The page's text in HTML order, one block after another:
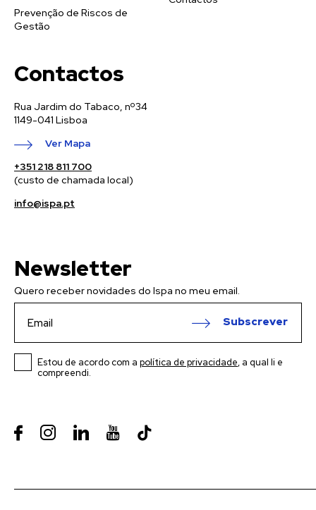
Prevenção de Riscos de
Gestão
Contactos
Rua Jardim do Tabaco, nº34
1149-041 Lisboa
Ver Mapa
+351 218 811 700
(custo de chamada local)
info@ispa.pt
Newsletter
Quero receber novidades do Ispa no meu email.
Estou de acordo com a política de privacidade, a qual li e
compreendi.
Subscrever